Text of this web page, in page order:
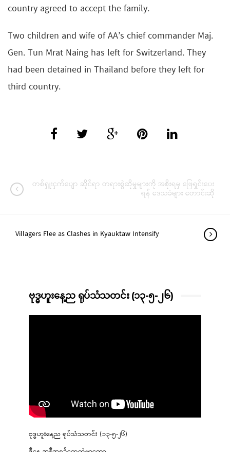
country agreed to accept the family.
Two children and wife of AA’s chief commander Maj.
Gen. Tun Mrat Naing has left for Switzerland. They
had been detained in Thailand before they left for
third country.
တစ်ရှူးငှက်ပျော ဆိုင်ရာ တရားစွဲဆိုမှုများကို အစိုးရမှ ဖြေရှင်းပေး
ရန် ဒေသခံများ တောင်းဆို
Villagers Flee as Clashes in Kyauktaw Intensify
ဗုဒ္ဓဟူးနေ့ည ရုပ်သံသတင်း (၁၃-၅-၂၆)
ဗုဒ္ဓဟူးနေ့ည ရုပ်သံသတင်း (၁၃-၅-၂၆)